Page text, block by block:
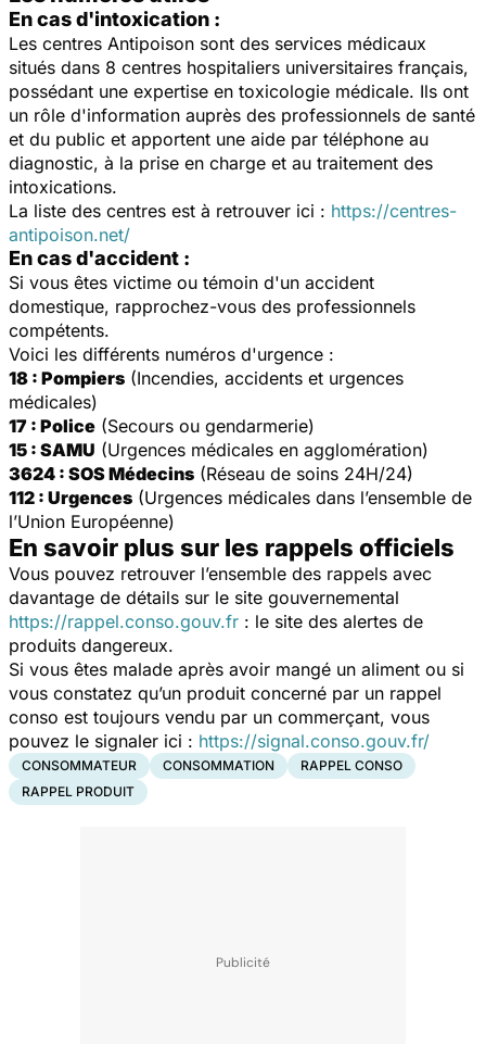
En cas d'intoxication :
Les centres Antipoison sont des services médicaux
situés dans 8 centres hospitaliers universitaires français,
possédant une expertise en toxicologie médicale. Ils ont
un rôle d'information auprès des professionnels de santé
et du public et apportent une aide par téléphone au
diagnostic, à la prise en charge et au traitement des
intoxications.
La liste des centres est à retrouver ici : https://centres-
antipoison.net/
En cas d'accident :
Si vous êtes victime ou témoin d'un accident
domestique, rapprochez-vous des professionnels
compétents.
Voici les différents numéros d'urgence :
18 : Pompiers (Incendies, accidents et urgences
médicales)
17 : Police (Secours ou gendarmerie)
15 : SAMU (Urgences médicales en agglomération)
3624 : SOS Médecins (Réseau de soins 24H/24)
112 : Urgences (Urgences médicales dans l’ensemble de
l’Union Européenne)
En savoir plus sur les rappels officiels
Vous pouvez retrouver l’ensemble des rappels avec
davantage de détails sur le site gouvernemental
https://rappel.conso.gouv.fr : le site des alertes de
produits dangereux.
Si vous êtes malade après avoir mangé un aliment ou si
vous constatez qu’un produit concerné par un rappel
conso est toujours vendu par un commerçant, vous
pouvez le signaler ici : https://signal.conso.gouv.fr/
CONSOMMATEUR CONSOMMATION
RAPPEL CONSO
RAPPEL PRODUIT